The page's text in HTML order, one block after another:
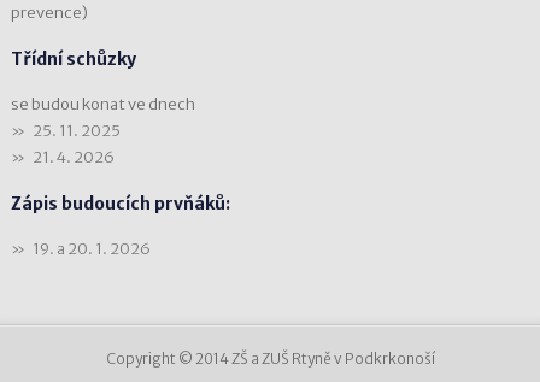
prevence)
Třídní schůzky
se budou konat ve dnech
25. 11. 2025
21. 4. 2026
Zápis budoucích prvňáků:
19. a 20. 1. 2026
Copyright © 2014 ZŠ a ZUŠ Rtyně v Podkrkonoší